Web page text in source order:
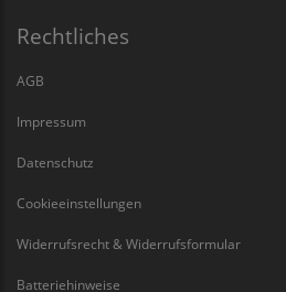
Rechtliches
AGB
Impressum
Datenschutz
Cookieeinstellungen
Widerrufsrecht & Widerrufsformular
Batteriehinweise